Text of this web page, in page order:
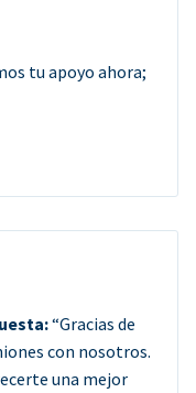
tu apoyo ahora;
“Gracias de
con nosotros.
una mejor